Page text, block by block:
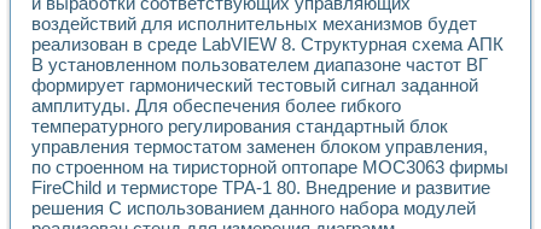
Аппаратно-программный комплекс для исследования
Автоматизированный дистанционный лабораторный
Исследование возможности реставрации одномерных
Использование технологий NATIONAL INSTRUMENTS в
Разработка модификаций алгоритма полигармонической
Учебный стенд для исследования принципа действия
Виртуальная система поддержки принимаемых решений в
Преемственность дисциплин «Моделирование систем» и
Универсальный стенд для исследования электрических
воздействий для исполнительных механизмов будет
реализован в среде LabVIEW 8. Структурная схема АПК
В установленном пользователем диапазоне частот ВГ
формирует гармонический тестовый сигнал заданной
амплитуды. Для обеспечения более гибкого
температурного регулирования стандартный блок
управления термостатом заменен блоком управления,
по строенном на тиристорной оптопаре МОС3063 фирмы
FireChild и термисторе ТРА-1 80. Внедрение и развитие
решения С использованием данного набора модулей